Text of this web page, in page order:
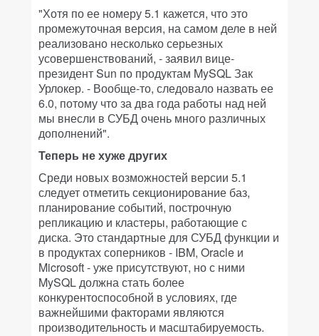
"Хотя по ее номеру 5.1 кажется, что это
промежуточная версия, на самом деле в ней
реализовано несколько серьезных
усовершенствований, - заявил вице-
президент Sun по продуктам MySQL Зак
Урлокер. - Вообще-то, следовало назвать ее
6.0, потому что за два года работы над ней
мы внесли в СУБД очень много различных
дополнений".
Теперь не хуже других
Среди новых возможностей версии 5.1
следует отметить секционирование баз,
планирование событий, построчную
репликацию и кластеры, работающие с
диска. Это стандартные для СУБД функции и
в продуктах соперников - IBM, Oracle и
Microsoft - уже присутствуют, но с ними
MySQL должна стать более
конкурентоспособной в условиях, где
важнейшими факторами являются
производительность и масштабируемость.